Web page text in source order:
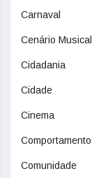
Carnaval
Cenário Musical
Cidadania
Cidade
Cinema
Comportamento
Comunidade